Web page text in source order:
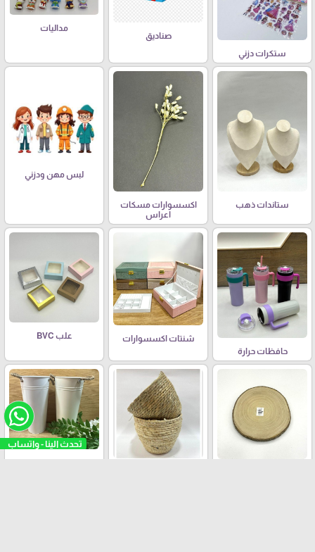
تحدث الينا - واتساب
ستكرات دزني
صناديق
مداليات
ستاندات ذهب
اكسسوارات مسكات
اعراس
لبس مهن ودزني
حافظات حرارة
شنتات اكسسوارات علب BVC